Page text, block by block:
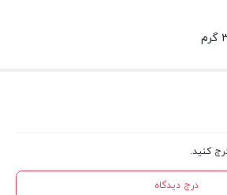
کنید.
درج دیدگاه